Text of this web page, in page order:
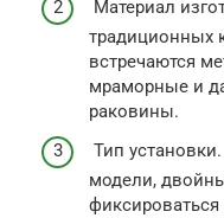
Материал
традиционных
встречаются
мраморные и
раковины.
Тип
модели,
фиксироваться